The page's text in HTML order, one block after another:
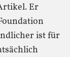
Er
ist für